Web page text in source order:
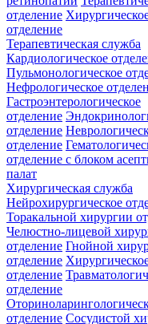
отделение
отделение
Терапевтическая служба
Кардиологическое
Пульмонологическое
Нефрологическое
Гастроэнтерологическое
отделение
отделение
отделение
отделение c блоком
палат
Хирургическая служба
Нейрохирургическое
Торакальной хирургии
Челюстно-лицевой
отделение Гнойной
отделение
отделение
отделение
отделение Сосудистой